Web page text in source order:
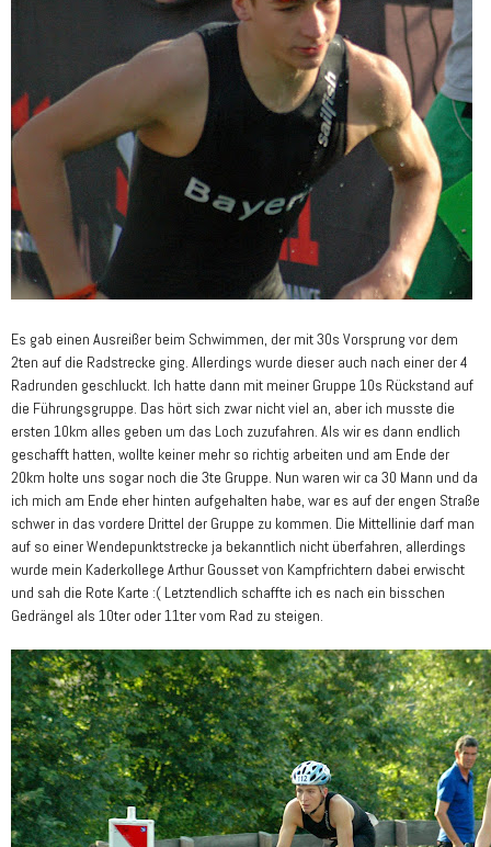
Es gab einen Ausreißer beim Schwimmen, der mit 30s Vorsprung vor dem
2ten auf die Radstrecke ging. Allerdings wurde dieser auch nach einer der 4
Radrunden geschluckt. Ich hatte dann mit meiner Gruppe 10s Rückstand auf
die Führungsgruppe. Das hört sich zwar nicht viel an, aber ich musste die
ersten 10km alles geben um das Loch zuzufahren. Als wir es dann endlich
geschafft hatten, wollte keiner mehr so richtig arbeiten und am Ende der
20km holte uns sogar noch die 3te Gruppe. Nun waren wir ca 30 Mann und da
ich mich am Ende eher hinten aufgehalten habe, war es auf der engen Straße
schwer in das vordere Drittel der Gruppe zu kommen. Die Mittellinie darf man
auf so einer Wendepunktstrecke ja bekanntlich nicht überfahren, allerdings
wurde mein Kaderkollege Arthur Gousset von Kampfrichtern dabei erwischt
und sah die Rote Karte :( Letztendlich schaffte ich es nach ein bisschen
Gedrängel als 10ter oder 11ter vom Rad zu steigen.